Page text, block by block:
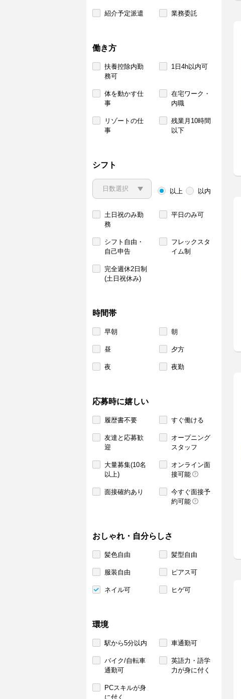
紹介予定派遣 業務委託
働き方
扶養控除内勤
務可
1日4h以内可
体を動かす仕
事
在宅ワーク・
内職
リゾートの仕
事
残業月10時間
以下
シフト
以上 以内
土日祝のみ勤
務
平日のみ可
シフト自由・
自己申告
フレックスタ
イム制
完全週休2日制
(土日祝休み)
時間帯
早朝 朝
昼 夕方
夜 夜勤
応募時に嬉しい
履歴書不要 すぐ働ける
友達と応募歓
迎
オープニング
スタッフ
大量募集(10名
以上)
オンライン面
接可能
面接確約あり
今すぐ面接予
約可能
おしゃれ・自分らしさ
髪色自由 髪型自由
服装自由 ピアス可
ネイル可 ヒゲ可
環境
駅から5分以内 車通勤可
バイク/自転車
通勤可
英語力・語学
力が身に付く
PCスキルが身
に付く